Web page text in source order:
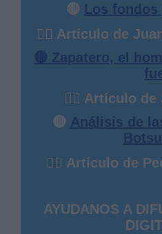
🔴 Los
✍🏻 Artículo de
🔴 Zapatero, el
✍🏻 Artículo
🔴 Análisis de
✍🏻 Artículo de
AYUDANOS A